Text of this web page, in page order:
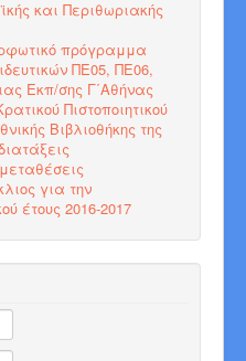
και Περιθωριακής
πρόγραμμα
ΠΕ05, ΠΕ06,
Εκπ/σης Γ΄Αθήνας
Πιστοποιητικού
Βιβλιοθήκης της
για την
έτους 2016-2017